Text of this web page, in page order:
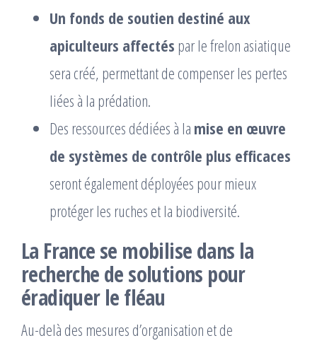
Un fonds de soutien destiné aux
apiculteurs affectés par le frelon asiatique
sera créé, permettant de compenser les pertes
liées à la prédation.
Des ressources dédiées à la mise en œuvre
de systèmes de contrôle plus efficaces
seront également déployées pour mieux
protéger les ruches et la biodiversité.
La France se mobilise dans la
recherche de solutions pour
éradiquer le fléau
Au-delà des mesures d’organisation et de